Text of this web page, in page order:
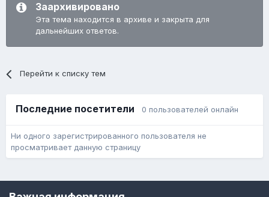
Заархивировано
Эта тема находится в архиве и закрыта для
дальнейших ответов.
Перейти к списку тем
Последние посетители 0 пользователей онлайн
Ни одного зарегистрированного пользователя не
просматривает данную страницу